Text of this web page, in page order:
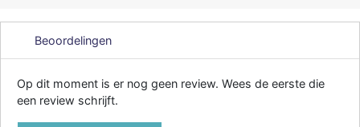
Beoordelingen
Op dit moment is er nog geen review. Wees de eerste die
een review schrijft.